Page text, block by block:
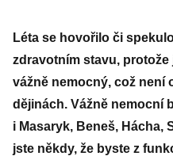
Léta se hovořilo či
zdravotním stavu,
vážně nemocný, což není
dějinách. Vážně nemocní
i Masaryk, Beneš, Hácha,
jste někdy, že byste z